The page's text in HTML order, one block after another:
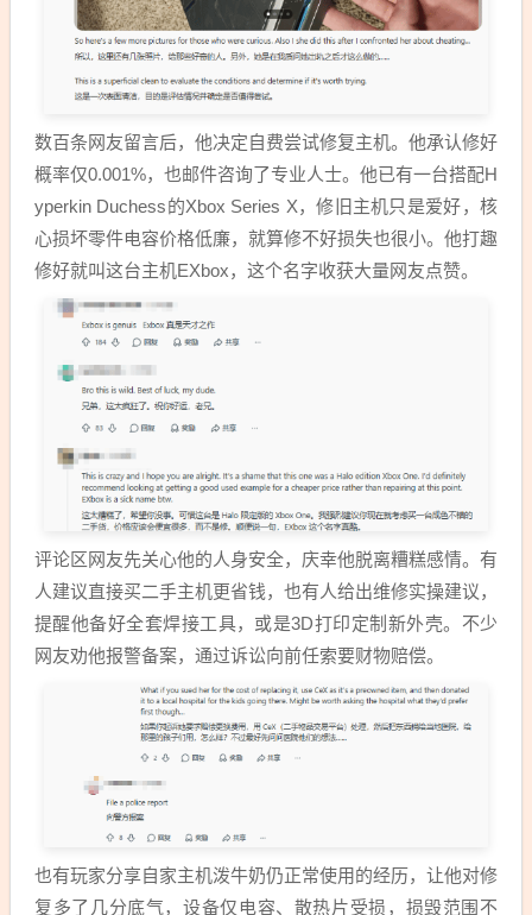
数百条网友留言后，他决定自费尝试修复主机。他承认修好
概率仅0.001%，也邮件咨询了专业人士。他已有一台搭配H
yperkin Duchess的Xbox Series X，修旧主机只是爱好，核
心损坏零件电容价格低廉，就算修不好损失也很小。他打趣
修好就叫这台主机EXbox，这个名字收获大量网友点赞。
评论区网友先关心他的人身安全，庆幸他脱离糟糕感情。有
人建议直接买二手主机更省钱，也有人给出维修实操建议，
提醒他备好全套焊接工具，或是3D打印定制新外壳。不少
网友劝他报警备案，通过诉讼向前任索要财物赔偿。
也有玩家分享自家主机泼牛奶仍正常使用的经历，让他对修
复多了几分底气，设备仅电容、散热片受损，损毁范围不